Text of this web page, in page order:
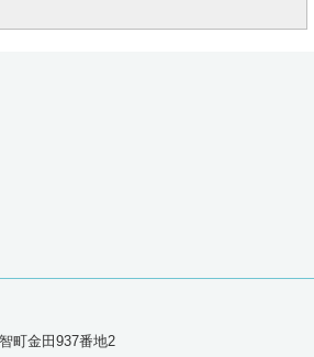
町金田937番地2